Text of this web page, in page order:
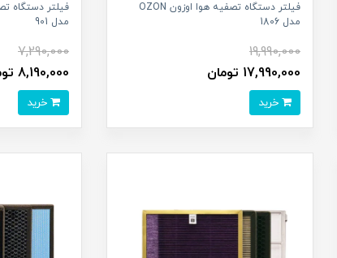
فیلتر دستگاه تصفیه هوا اوزون OZON
مدل 1806
19,990,000
17,990,000 تومان
خرید
مدل 901
7,290,000
8,190,000 تومان
خرید